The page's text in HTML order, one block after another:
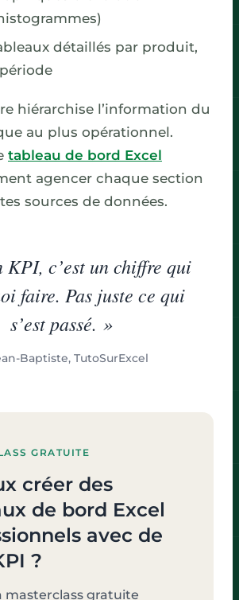
détaillés par produit,
hiérarchise l’information du
au plus opérationnel.
tableau de bord Excel
agencer chaque section
sources de données.
KPI, c’est un chiffre qui
faire. Pas juste ce qui
s’est passé. »
Baptiste, TutoSurExcel
GRATUITE
créer des
de bord Excel
avec de
?
masterclass gratuite